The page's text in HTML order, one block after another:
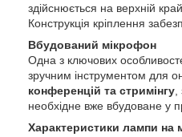
здійснюється на верхній
Конструкція кріплення
Вбудований мікрофон
Одна з ключових
зручним інструментом для
конференцій та стримінгу
необхідне вже вбудоване у
Характеристики лампи на